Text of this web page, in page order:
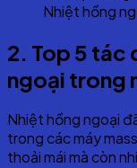
Nhiệt hồng
2. Top 5 tác
ngoại trong
Nhiệt hồng ngoại
trong các máy
thoải mái mà còn